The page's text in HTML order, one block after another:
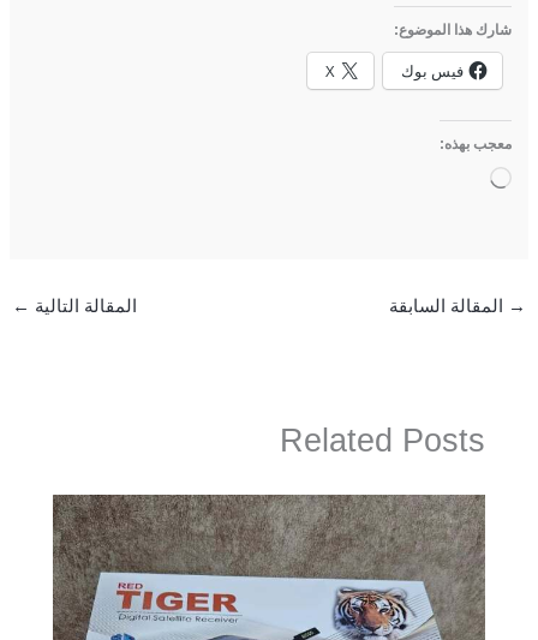
شارك هذا الموضوع:
فيس بوك X
معجب بهذه:
جاري
→ المقالة السابقة المقالة التالية ←
Related Posts